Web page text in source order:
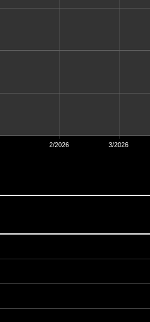
2/2026 3/2026